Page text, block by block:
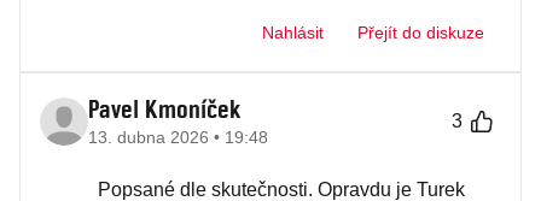
Nahlásit Přejít do diskuze
Pavel Kmoníček
13. dubna 2026 • 19:48
3
Popsané dle skutečnosti. Opravdu je Turek